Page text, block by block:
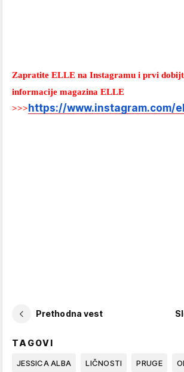
Zapratite ELLE na Instagramu i prvi
informacije magazina ELLE
>>>https://www.instagram.com/
Prethodna vest
TAGOVI
JESSICA ALBA LIČNOSTI PRUGE